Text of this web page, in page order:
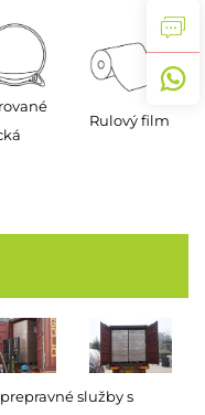
Rulový film
služby s